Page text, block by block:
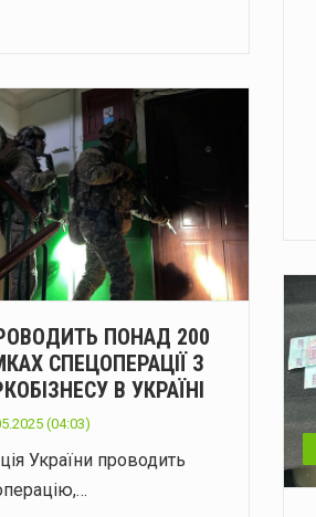
ПОНАД 200
СПЕЦОПЕРАЦІЇ З
В УКРАЇНІ
(04:03)
України проводить